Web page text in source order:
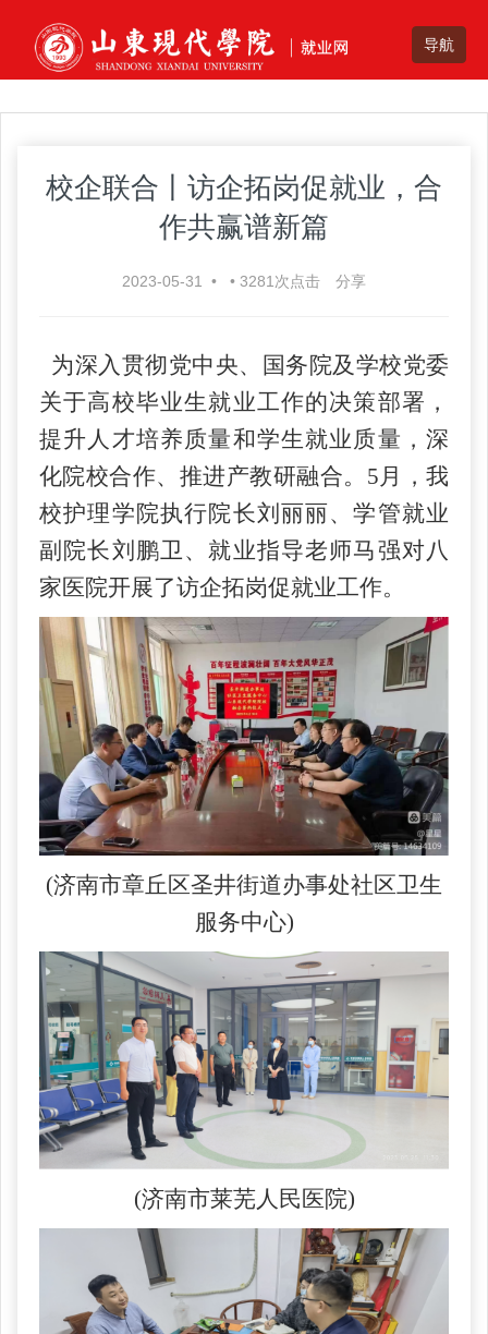
校企联合丨访企拓岗促就业，合
作共赢谱新篇
2023-05-31 • • 3281 次点击 分享
为深入贯彻党中央、国务院及学校党委
关于高校毕业生就业工作的决策部署，
提升人才培养质量和学生就业质量，深
化院校合作、推进产教研融合。 5月，我
校护理学院执行院长刘丽丽、学管就业
副院长刘鹏卫、就业指导老师马强对八
家医院开展了访企拓岗促就业工作。
(济南市章丘区圣井街道办事处社区卫生
服务中心)
(济南市莱芜人民医院)